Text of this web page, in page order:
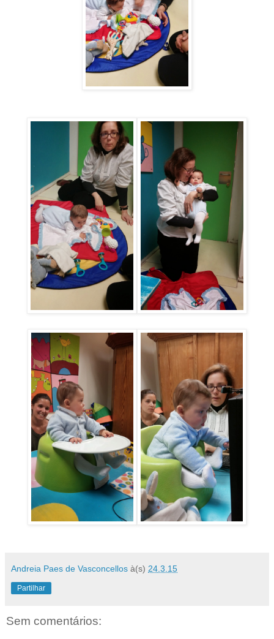
Andreia Paes de Vasconcellos à(s) 24.3.15
Partilhar
Sem comentários: